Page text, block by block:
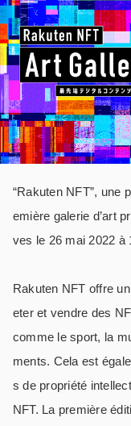
“Rakuten NFT”, une
emière galerie d’art
ves le 26 mai 2022 à
Rakuten NFT offre
eter et vendre des
comme le sport, la
ments. Cela est
s de propriété
NFT. La première